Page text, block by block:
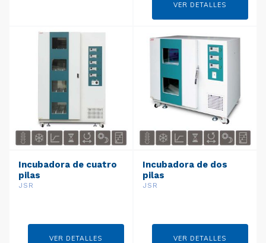
VER DETALLES
Incubadora de cuatro
pilas
JSR
VER DETALLES
Incubadora de dos
pilas
JSR
VER DETALLES